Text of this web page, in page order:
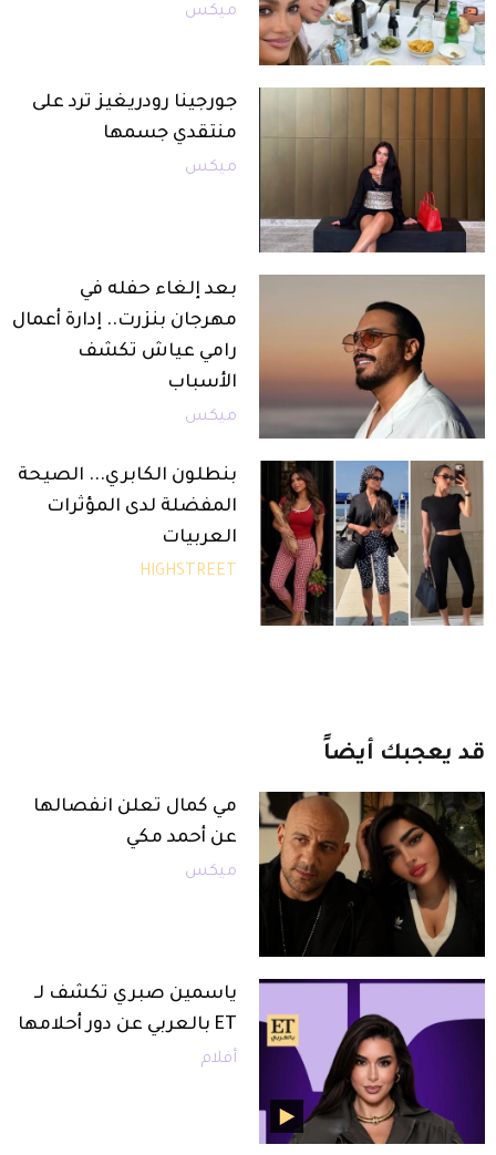
ميكس
جورجينا رودريغيز ترد على
منتقدي جسمها
ميكس
بعد إلغاء حفله في
مهرجان بنزرت.. إدارة أعمال
رامي عياش تكشف
الأسباب
ميكس
بنطلون الكابري... الصيحة
المفضلة لدى المؤثرات
العربيات
HIGHSTREET
قد يعجبك أيضاً
مي كمال تعلن انفصالها
عن أحمد مكي
ميكس
ياسمين صبري تكشف لـ
ET بالعربي عن دور أحلامها
أفلام